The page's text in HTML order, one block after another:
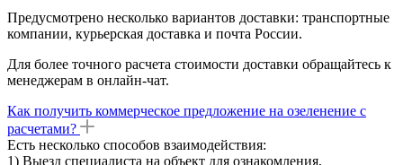
Предусмотрено несколько вариантов доставки: транспортные
компании, курьерская доставка и почта России.
Для более точного расчета стоимости доставки обращайтесь к
менеджерам в онлайн-чат.
Как получить коммерческое предложение на озеленение с
расчетами?
Есть несколько способов взаимодействия:
1) Выезд специалиста на объект для ознакомления,